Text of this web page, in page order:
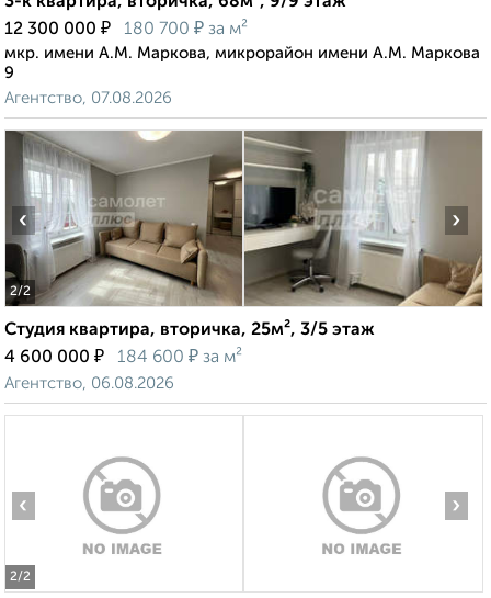
12 300 000 ₽ 180 700 ₽ за м²
мкр. имени А.М. Маркова, микрорайон имени А.М. Маркова
9
Агентство, 07.08.2026
2/2
‹ ›
Студия квартира, вторичка, 25м², 3/5 этаж
4 600 000 ₽ 184 600 ₽ за м²
Агентство, 06.08.2026
2/2
‹ ›